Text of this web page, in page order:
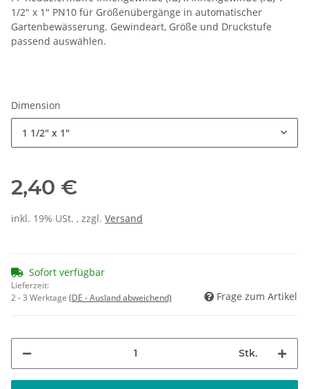
1/2" x 1" PN10 für Größenübergänge in automatischer
Gartenbewässerung. Gewindeart, Größe und Druckstufe
passend auswählen.
Dimension
1 1/2" x 1"
2,40 €
inkl. 19% USt. , zzgl. Versand
Sofort verfügbar
Lieferzeit:
2 - 3 Werktage (DE - Ausland abweichend) Frage zum Artikel
Stk.